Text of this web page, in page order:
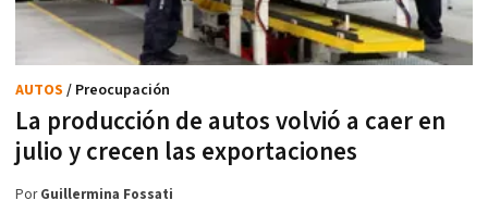
La producción de autos volvió a caer en
julio y crecen las exportaciones
AUTOS / Preocupación
PorGuillermina Fossati